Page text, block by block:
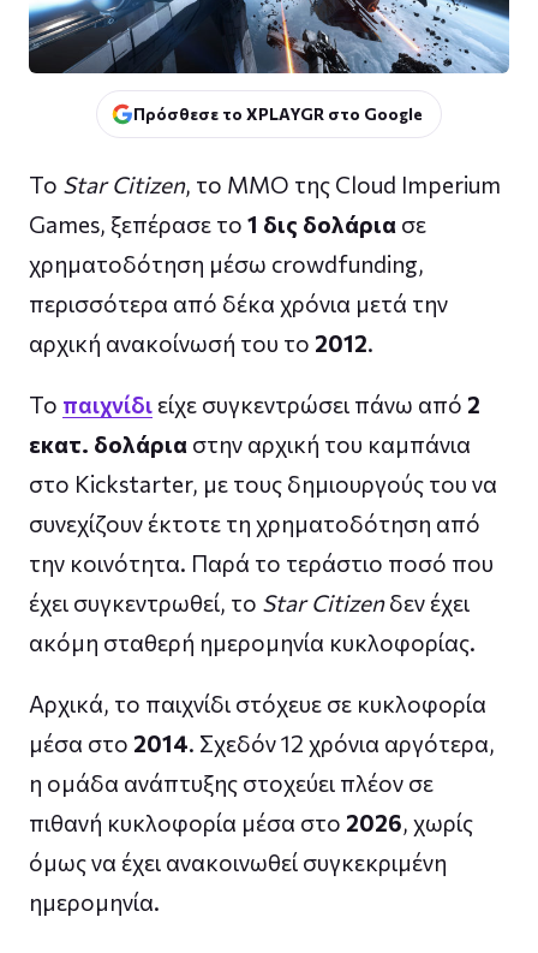
Πρόσθεσε το XPLAYGR στο Google
Το Star Citizen, το MMO της Cloud Imperium
Games, ξεπέρασε το 1 δις δολάρια σε
χρηματοδότηση μέσω crowdfunding,
περισσότερα από δέκα χρόνια μετά την
αρχική ανακοίνωσή του το 2012.
Το παιχνίδι είχε συγκεντρώσει πάνω από 2
εκατ. δολάρια στην αρχική του καμπάνια
στο Kickstarter, με τους δημιουργούς του να
συνεχίζουν έκτοτε τη χρηματοδότηση από
την κοινότητα. Παρά το τεράστιο ποσό που
έχει συγκεντρωθεί, το Star Citizenδεν έχει
ακόμη σταθερή ημερομηνία κυκλοφορίας.
Αρχικά, το παιχνίδι στόχευε σε κυκλοφορία
μέσα στο 2014. Σχεδόν 12 χρόνια αργότερα,
η ομάδα ανάπτυξης στοχεύει πλέον σε
πιθανή κυκλοφορία μέσα στο 2026, χωρίς
όμως να έχει ανακοινωθεί συγκεκριμένη
ημερομηνία.